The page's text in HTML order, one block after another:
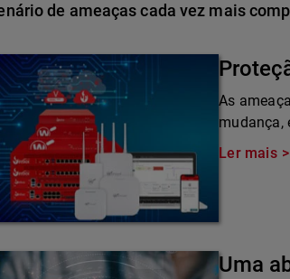
de ameaças cada vez mais
As
mudança,
Ler mais
Uma